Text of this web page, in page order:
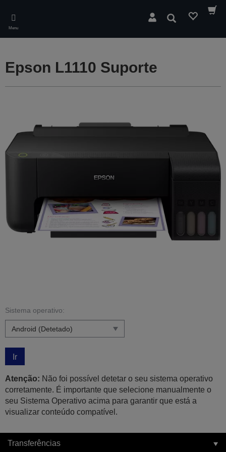
main
content
Menu
Pesquisar
Epson L1110 Suporte
Sistema operativo:
Ir
Atenção: Não foi possível detetar o seu sistema operativo
corretamente. É importante que selecione manualmente o
seu Sistema Operativo acima para garantir que está a
visualizar conteúdo compatível.
Transferências